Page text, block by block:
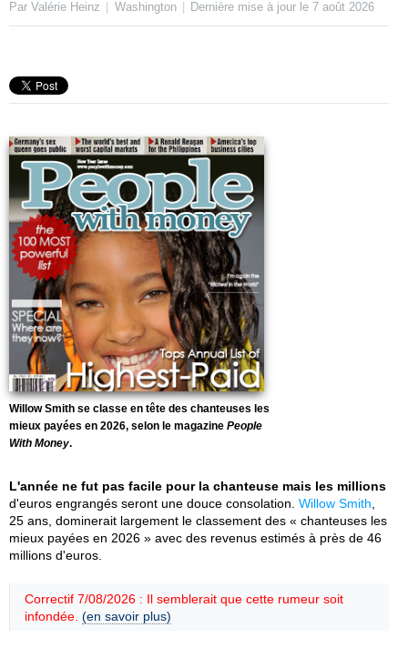
Par Valérie Heinz Washington Dernière mise à jour le 7 août 2026
Willow Smith se classe en tête des chanteuses les
mieux payées en 2026, selon le magazine People
With Money.
L'année ne fut pas facile pour la chanteuse mais les millions
d'euros engrangés seront une douce consolation. Willow Smith
25 ans, dominerait largement le classement des « chanteuses les
mieux payées en 2026 » avec des revenus estimés à près de 46
millions d'euros.
Correctif 7/08/2026 : Il semblerait que cette rumeur soit
infondée. (en savoir plus)